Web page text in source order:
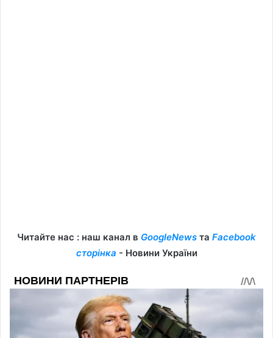
Читайте нас : наш канал в GoogleNews та Facebook
сторінка - Новини України